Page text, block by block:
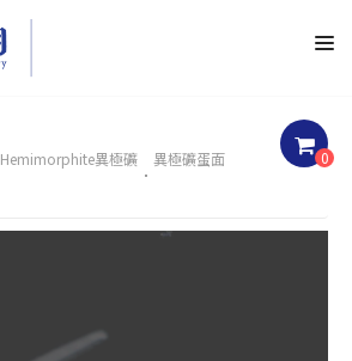
0
Hemimorphite異極礦
異極礦蛋面